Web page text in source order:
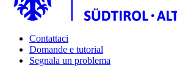
Contattaci
Domande e tutorial
Segnala un problema